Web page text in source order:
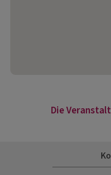
Die